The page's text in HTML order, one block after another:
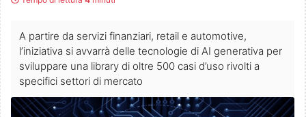
A partire da servizi finanziari, retail e automotive,
l’iniziativa si avvarrà delle tecnologie di AI generativa per
sviluppare una library di oltre 500 casi d’uso rivolti a
specifici settori di mercato